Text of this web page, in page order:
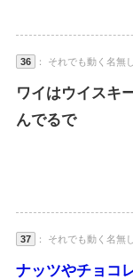
36 ： それでも動く名無
ワイはウイスキ
んでるで
37 ： それでも動く名無
ナッツやチョコ